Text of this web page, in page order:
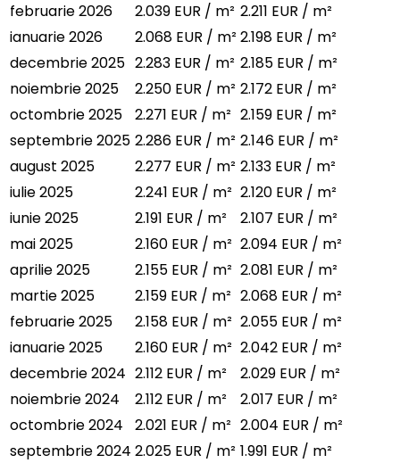
februarie 2026
2.039 EUR / m² 2.211 EUR / m²
ianuarie 2026
2.068 EUR / m² 2.198 EUR / m²
decembrie 2025 2.283 EUR / m² 2.185 EUR / m²
noiembrie 2025
2.250 EUR / m² 2.172 EUR / m²
octombrie 2025
2.271 EUR / m² 2.159 EUR / m²
septembrie 2025 2.286 EUR / m² 2.146 EUR / m²
august 2025
2.277 EUR / m² 2.133 EUR / m²
iulie 2025
2.241 EUR / m² 2.120 EUR / m²
iunie 2025
2.191 EUR / m²
2.107 EUR / m²
mai 2025
2.160 EUR / m² 2.094 EUR / m²
aprilie 2025
2.155 EUR / m² 2.081 EUR / m²
martie 2025
2.159 EUR / m² 2.068 EUR / m²
februarie 2025
2.158 EUR / m² 2.055 EUR / m²
ianuarie 2025
2.160 EUR / m² 2.042 EUR / m²
decembrie 2024 2.112 EUR / m²
2.029 EUR / m²
noiembrie 2024
2.112 EUR / m²
2.017 EUR / m²
octombrie 2024
2.021 EUR / m² 2.004 EUR / m²
septembrie 2024 2.025 EUR / m² 1.991 EUR / m²